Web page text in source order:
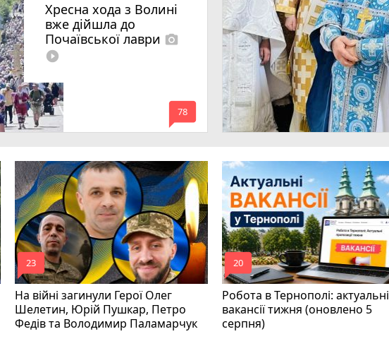
Хресна хода з Волині
вже дійшла до
Почаївської лаври photo_camera
play_circle_filled
mode_comment
78
На війні загинули Герої Олег
Шелетин, Юрій Пушкар, Петро
Федів та Володимир Паламарчук
mode_comment
23
Робота в Тернополі: актуальні
вакансії тижня (оновлено 5
серпня)
mode_comment
20